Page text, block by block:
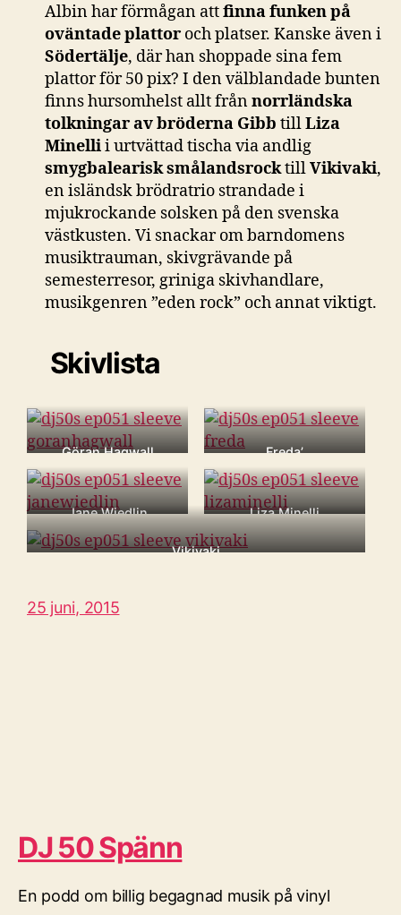
Albin har förmågan attfinna funken på
oväntade plattor och platser. Kanske även i
Södertälje, där han shoppade sina fem
plattor för 50 pix? I den välblandade bunten
finns hursomhelst allt frånnorrländska
tolkningar avbröderna Gibb tillLiza
Minellii urtvättad tischa via andlig
smygbalearisk smålandsrocktillVikivaki,
en isländsk brödratrio strandade i
mjukrockande solsken på den svenska
västkusten. Vi snackar om barndomens
musiktrauman, skivgrävande på
semesterresor, griniga skivhandlare,
musikgenren ”eden rock” och annat viktigt.
Skivlista
Göran Hagwall
bästa [LP, 1978]
Freda’
Tusen eldar [LP, 1988]
Jane Wiedlin
Fur [LP, 1988]
Liza Minelli
The Singer [LP, 1973]
Vikivaki
25 juni, 2015
DJ 50 Spänn
En podd om billig begagnad musik på vinyl